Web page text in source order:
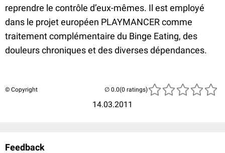
reprendre le contrôle d’eux-mêmes. Il est employé
dans le projet européen PLAYMANCER comme
traitement complémentaire du Binge Eating, des
douleurs chroniques et des diverses dépendances.
© Copyright
14.03.2011
(0 ratings)
Feedback